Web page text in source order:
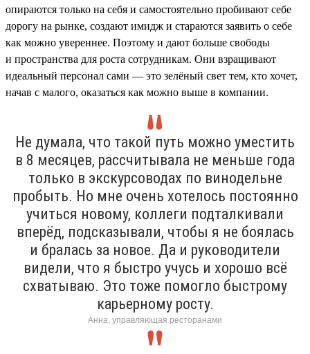
опираются только на себя и самостоятельно пробивают себе
дорогу на рынке, создают имидж и стараются заявить о себе
как можно увереннее. Поэтому и дают больше свободы
и пространства для роста сотрудникам. Они взращивают
идеальный персонал сами — это зелёный свет тем, кто хочет,
начав с малого, оказаться как можно выше в компании.
Не думала, что такой путь можно уместить
в 8 месяцев, рассчитывала не меньше года
только в экскурсоводах по винодельне
пробыть. Но мне очень хотелось постоянно
учиться новому, коллеги подталкивали
вперёд, подсказывали, чтобы я не боялась
и бралась за новое. Да и руководители
видели, что я быстро учусь и хорошо всё
схватываю. Это тоже помогло быстрому
карьерному росту.
Анна, управляющая ресторанами